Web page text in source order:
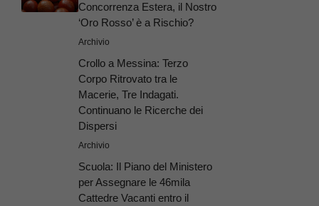
Concorrenza Estera, il Nostro
‘Oro Rosso’ è a Rischio?
Archivio
Crollo a Messina: Terzo
Corpo Ritrovato tra le
Macerie, Tre Indagati.
Continuano le Ricerche dei
Dispersi
Archivio
Scuola: Il Piano del Ministero
per Assegnare le 46mila
Cattedre Vacanti entro il